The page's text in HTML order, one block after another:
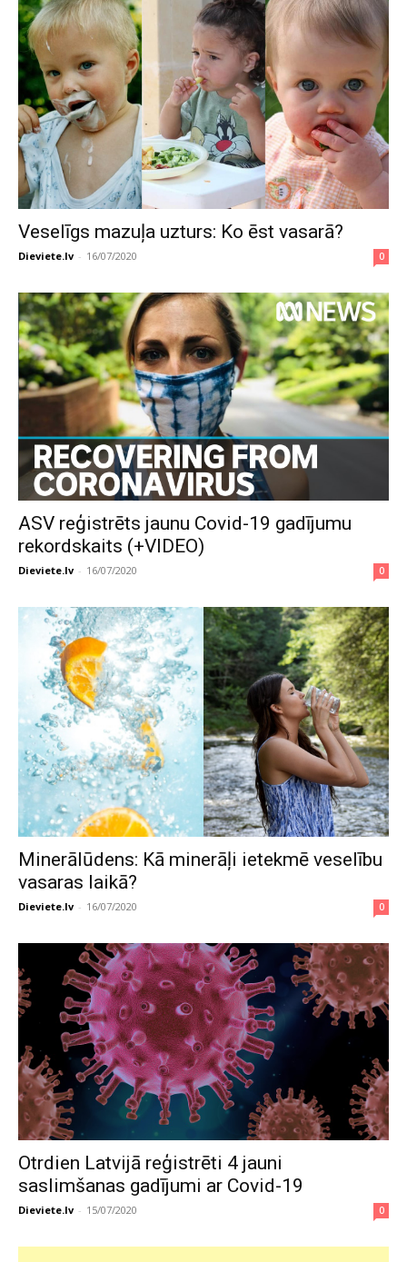
Veselīgs mazuļa uzturs: Ko ēst vasarā?
Dieviete.lv - 16/07/2020 0
ASV reģistrēts jaunu Covid-19 gadījumu
rekordskaits (+VIDEO)
Dieviete.lv - 16/07/2020 0
Minerālūdens: Kā minerāļi ietekmē veselību
vasaras laikā?
Dieviete.lv - 16/07/2020 0
Otrdien Latvijā reģistrēti 4 jauni
saslimšanas gadījumi ar Covid-19
Dieviete.lv - 15/07/2020 0